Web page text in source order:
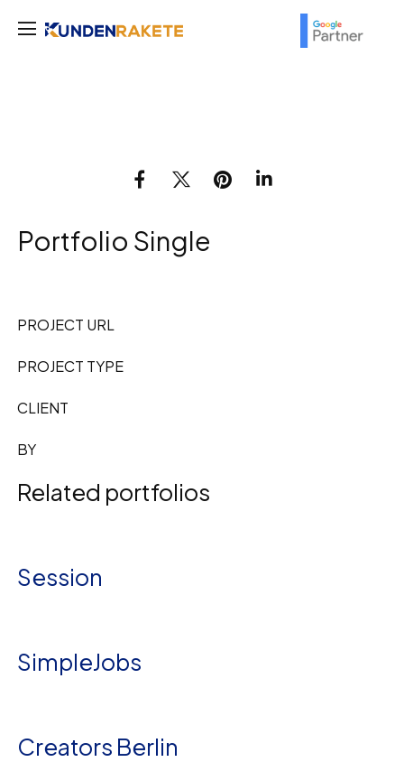
Portfolio Single
PROJECT URL
PROJECT TYPE
CLIENT
BY
Related portfolios
Session
SimpleJobs
Creators Berlin